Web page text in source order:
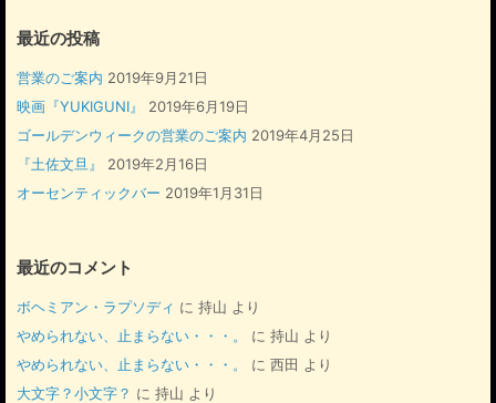
最近の投稿
営業のご案内 2019年9月21日
映画『YUKIGUNI』
2019年6月19日
ゴールデンウィークの営業のご案内 2019年4月25日
『土佐文旦』
2019年2月16日
オーセンティックバー 2019年1月31日
最近のコメント
ボヘミアン・ラプソディ に 持山 より
やめられない、止まらない・・・。
に 持山 より
やめられない、止まらない・・・。
に 西田 より
大文字？小文字？ に 持山 より